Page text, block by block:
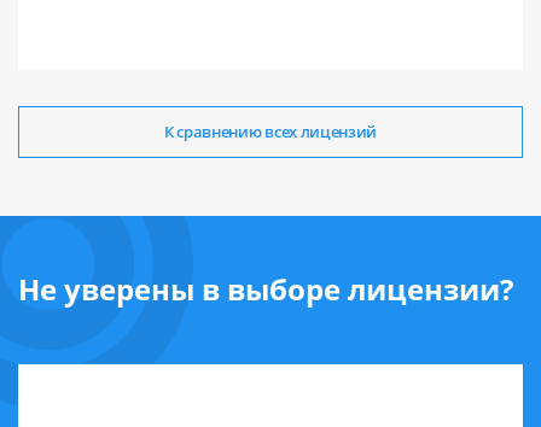
К сравнению всех лицензий
Не уверены в выборе лицензии?